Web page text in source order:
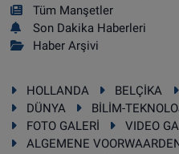
Tüm Manşetler
Son Dakika Haberleri
Haber Arşivi
HOLLANDA BELÇİKA
DÜNYA
BİLİM-
FOTO GALERİ
VIDEO
ALGEMENE